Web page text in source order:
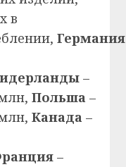
в
Германия
–
Польша –
Канада –
–